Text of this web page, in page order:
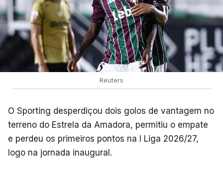
Reuters
O Sporting desperdiçou dois golos de vantagem no
terreno do Estrela da Amadora, permitiu o empate
e perdeu os primeiros pontos na I Liga 2026/27,
logo na jornada inaugural.